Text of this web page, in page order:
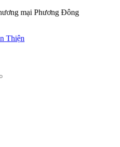
mại Phương Đông
Thiện